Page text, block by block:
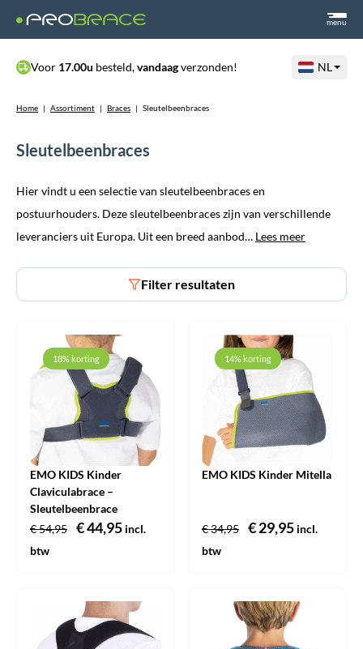
menu
Voor 17.00u besteld,vandaagverzonden! NL
Home | Assortiment | Braces | Sleutelbeenbraces
Sleutelbeenbraces
Hier vindt u een selectie van sleutelbeenbraces en
postuurhouders. Deze sleutelbeenbraces zijn van verschillende
leveranciers uit Europa. Uit een breed aanbod… Lees meer
Filter resultaten
18% korting
EMO KIDS Kinder
Claviculabrace –
Sleutelbeenbrace
€54,95
Oorspronkelijke
€44,95Huidige
incl.
btw
14% korting
EMO KIDS Kinder Mitella
€34,95
Oorspronkelijke
€29,95Huidige
incl.
btw